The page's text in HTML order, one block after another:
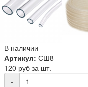
В наличии
Артикул: СШ8
120 руб за шт.
-